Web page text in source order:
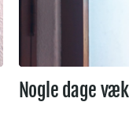
Nogle dage